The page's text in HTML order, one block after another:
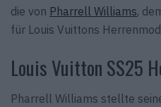
die von Pharrell Williams,
für Louis Vuittons
Louis Vuitton SS25
Pharrell Williams stellte